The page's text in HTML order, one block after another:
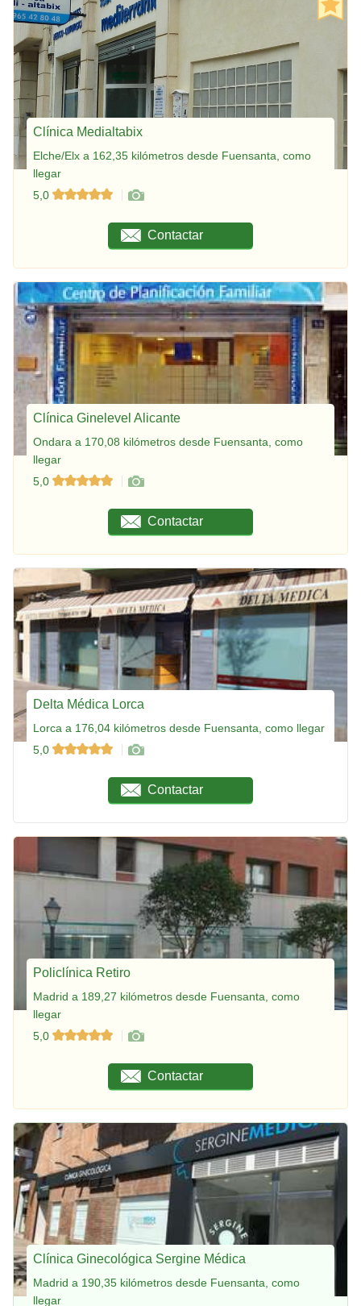
Clínica Medialtabix
Elche/Elx a 162,35 kilómetros desde Fuensanta, como
llegar
5,0
Contactar
Clínica Ginelevel Alicante
Ondara a 170,08 kilómetros desde Fuensanta, como
llegar
5,0
Contactar
Delta Médica Lorca
Lorca a 176,04 kilómetros desde Fuensanta, como llegar
5,0
Contactar
Policlínica Retiro
Madrid a 189,27 kilómetros desde Fuensanta, como
llegar
5,0
Contactar
Clínica Ginecológica Sergine Médica
Madrid a 190,35 kilómetros desde Fuensanta, como
llegar